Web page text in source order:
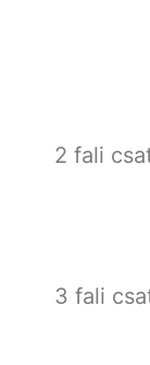
2 fali
3 fali